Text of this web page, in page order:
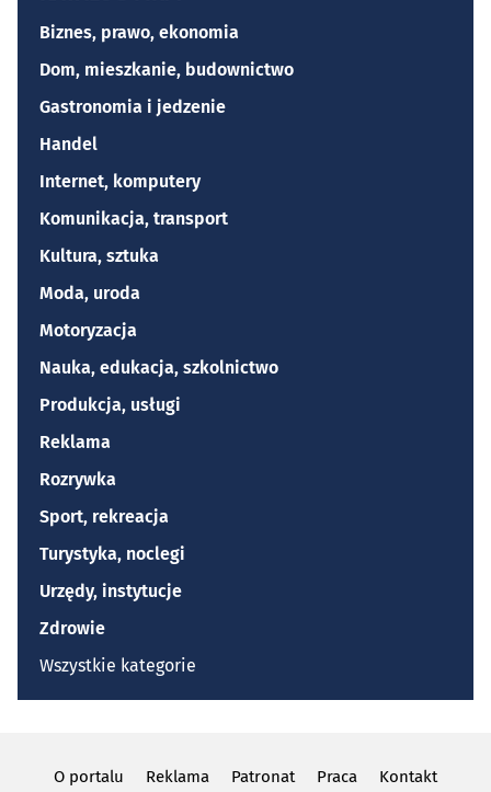
Biznes, prawo, ekonomia
Dom, mieszkanie, budownictwo
Gastronomia i jedzenie
Handel
Internet, komputery
Komunikacja, transport
Kultura, sztuka
Moda, uroda
Motoryzacja
Nauka, edukacja, szkolnictwo
Produkcja, usługi
Reklama
Rozrywka
Sport, rekreacja
Turystyka, noclegi
Urzędy, instytucje
Zdrowie
Wszystkie kategorie
O portalu Reklama Patronat Praca Kontakt